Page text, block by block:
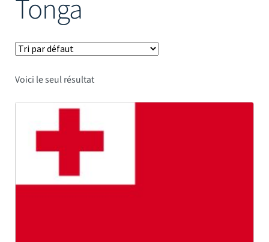
Mâts
Tonga
Voici le seul résultat